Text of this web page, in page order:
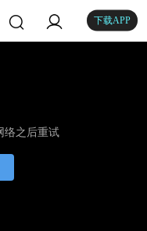
下载APP
络之后重试